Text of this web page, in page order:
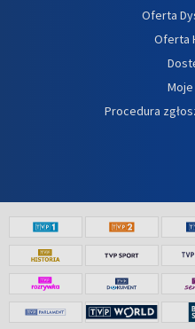
Oferta
Oferta
Procedura